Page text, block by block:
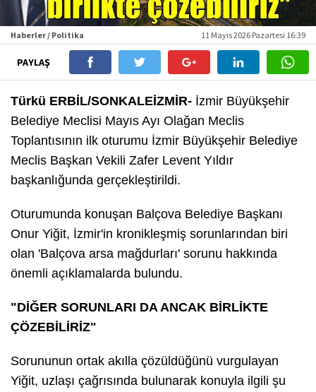
Haberler / Politika 11 Mayıs 2026 Pazartesi 16:39
PAYLAŞ
Türkü ERBİL/SONKALEİZMİR- İzmir Büyükşehir
Belediye Meclisi Mayıs Ayı Olağan Meclis
Toplantısının ilk oturumu İzmir Büyükşehir Belediye
Meclis Başkan Vekili Zafer Levent Yıldır
başkanlığunda gerçekleştirildi.
Oturumunda konuşan Balçova Belediye Başkanı
Onur Yiğit, İzmir'in kronikleşmiş sorunlarından biri
olan 'Balçova arsa mağdurları' sorunu hakkında
önemli açıklamalarda bulundu.
"DİĞER SORUNLARI DA ANCAK BİRLİKTE
ÇÖZEBİLİRİZ"
Sorununun ortak akılla çözüldüğünü vurgulayan
Yiğit, uzlaşı çağrısında bulunarak konuyla ilgili şu